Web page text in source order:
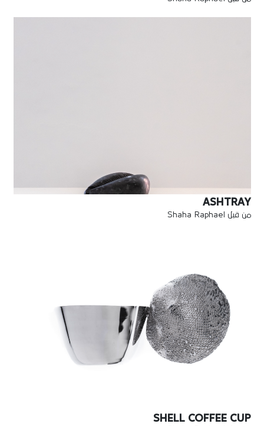
ASHTRAY
من قبل Shaha Raphael
SHELL COFFEE CUP